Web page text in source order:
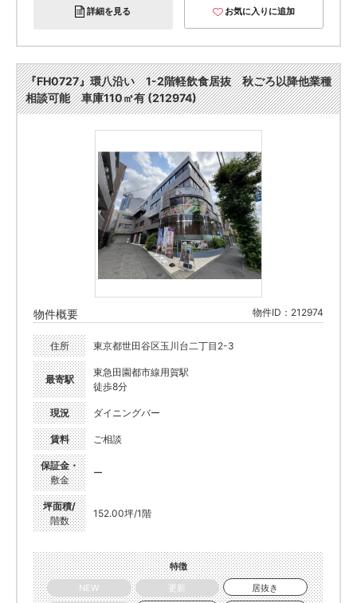
詳細を見る お気に入りに追加
『FH0727』環八沿い 1-2階軽飲食居抜 秋ごろ以降他業種
相談可能 車庫110㎡有 (212974)
物件概要 物件ID：212974
住所 東京都世田谷区玉川台二丁目2-3
最寄駅
東急田園都市線用賀駅
徒歩8分
現況 ダイニングバー
賃料 ご相談
保証金・
敷金
ー
坪面積/
階数
152.00坪/1階
特徴
NEW
更新
居抜き